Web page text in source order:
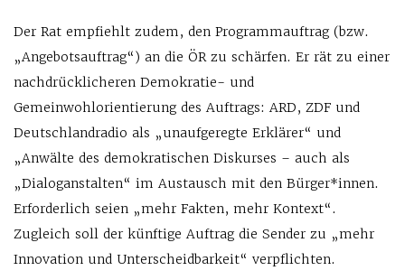
Der Rat empfiehlt zudem, den Programmauftrag (bzw.
„Angebotsauftrag“) an die ÖR zu schärfen. Er rät zu einer
nachdrücklicheren Demokratie- und
Gemeinwohlorientierung des Auftrags: ARD, ZDF und
Deutschlandradio als „unaufgeregte Erklärer“ und
„Anwälte des demokratischen Diskurses – auch als
„Dialoganstalten“ im Austausch mit den Bürger*innen.
Erforderlich seien „mehr Fakten, mehr Kontext“.
Zugleich soll der künftige Auftrag die Sender zu „mehr
Innovation und Unterscheidbarkeit“ verpflichten.